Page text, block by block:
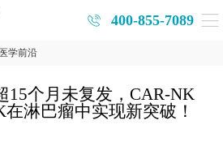
400-855-7089
医学前沿
15个月未复发，CAR-NK
淋巴瘤中实现新突破！